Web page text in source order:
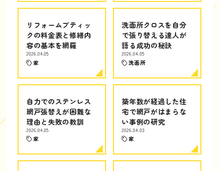
リフォームブティッ
クの料金表と修繕内
容の基本を網羅
2026.04.05
家
洗面所クロスを自分
で張り替える達人が
語る成功の秘訣
2026.04.05
洗面所
自力でのステンレス
網戸張替えが困難な
理由と失敗の教訓
2026.04.05
家
築年数が経過した住
宅で網戸がはまらな
い事例の研究
2026.04.03
家